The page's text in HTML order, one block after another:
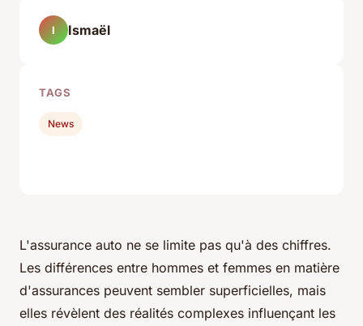
L'assurance auto ne se limite pas qu'à des chiffres.
Les différences entre hommes et femmes en matière
d'assurances peuvent sembler superficielles, mais
elles révèlent des réalités complexes influençant les
I Ismaël
TAGS
News